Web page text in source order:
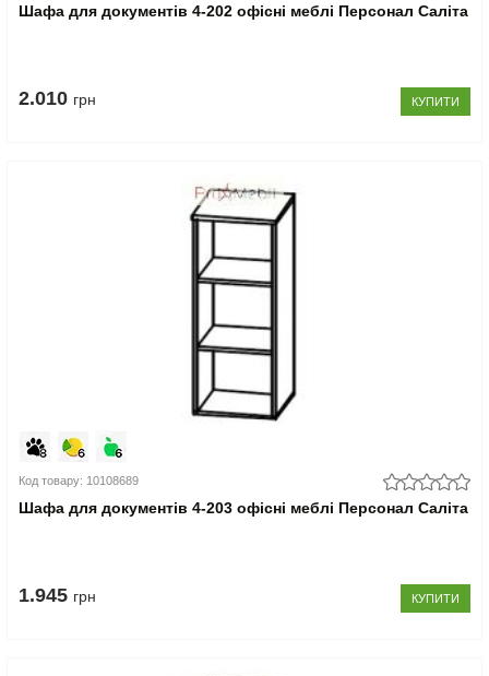
Шафа для документів 4-202 офісні меблі Персонал Саліта
2.010 грн КУПИТИ
Код товару: 10108689
Шафа для документів 4-203 офісні меблі Персонал Саліта
1.945 грн КУПИТИ